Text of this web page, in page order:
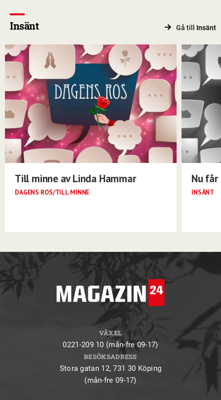
Insänt Gå till Insänt
Till minne av Linda Hammar
DAGENS ROS/TILL MINNE
Nu
INSÄNT
VÄXEL
0221-209 10 (mån-fre 09-17)
BESÖKSADRESS
Stora gatan 12, 731 30 Köping
(mån-fre 09-17)